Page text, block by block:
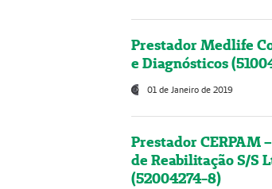
Prestador Medlife
e Diagnósticos
01 de Janeiro de 2019
Prestador CERPAM
de Reabilitação S/S
(52004274-8)